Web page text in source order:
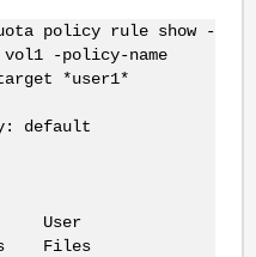
policy rule show -
vol1 -policy-name
*user1*
default
Files